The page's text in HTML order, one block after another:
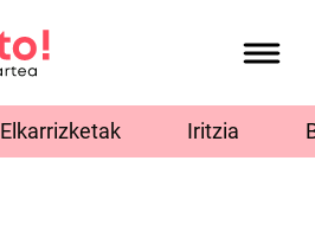
Elkarrizketak Iritzia